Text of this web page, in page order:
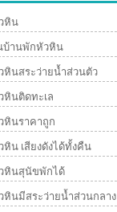
หิน
บ้านพักหัวหิน
นสระว่ายน้ำส่วนตัว
นติดทะเล
หินราคาถูก
น เสียงดังได้ทั้งคืน
หินสุนัขพักได้
นมีสระว่ายน้ำส่วนกลาง